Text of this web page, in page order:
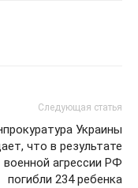
Следующая статья
Украины
что в результате
военной агрессии РФ
погибли 234 ребенка